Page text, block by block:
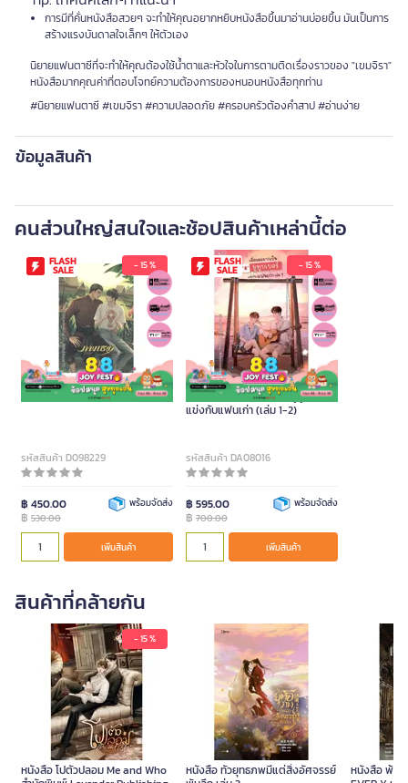
การมีที่คั่นหนังสือสวยๆ จะทำให้คุณอยากหยิบหนังสือขึ้นมาอ่านบ่อยขึ้น มันเป็นการ
สร้างแรงบันดาลใจเล็กๆ ให้ตัวเอง
นิยายแฟนตาซีที่จะทำให้คุณต้องใช้น้ำตาและหัวใจในการตามติดเรื่องราวของ "เขมจิรา"
หนังสือมากคุณค่าที่ตอบโจทย์ความต้องการของหนอนหนังสือทุกท่าน
#นิยายแฟนตาซี #เขมจิรา #ความปลอดภัย #ครอบครัวต้องคำสาป #อ่านง่าย
ข้อมูลสินค้า
คนส่วนใหญ่สนใจและช้อปสินค้าเหล่านี้ต่อ
FLASH
SALE - 15 %
หนังสือนิยาย ภพเธอ (ปกอ่อน)
รหัสสินค้า D098229
฿ 450.00
฿ 530.00
พร้อมจัดส่ง
เพิ่มสินค้า
FLASH
SALE - 15 %
หนังสือ เมื่อผมอยากเป็นยูทูบเบอร์
แข่งกับแฟนเก่า (เล่ม 1-2)
รหัสสินค้า DA08016
฿ 595.00
฿ 700.00
พร้อมจัดส่ง
เพิ่มสินค้า
สินค้าที่คล้ายกัน
- 15 %
หนังสือ โปตัวปลอม Me and Who
หนังสือ ทั่วยุทธภพมีแต่สิ่งอัศจรรย์
หนังสือ พ้นเ